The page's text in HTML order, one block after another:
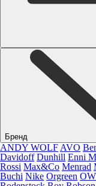
Бренд
ANDY WOLF AVO
Davidoff Dunhill Enni
Rossi Max&Co Menrad
Buchi Nike Orgreen